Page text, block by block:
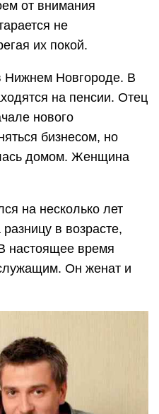
от внимания
не
их покой.
Нижнем Новгороде. В
на пенсии. Отец
нового
бизнесом, но
домом. Женщина
на несколько лет
в возрасте,
настоящее время
Он женат и